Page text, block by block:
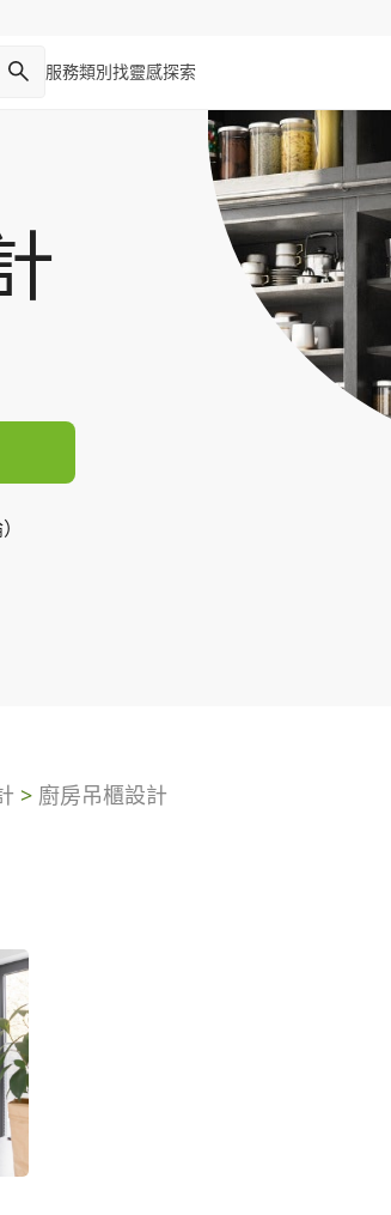
服務類別找靈感探索
> 廚房吊櫃設計